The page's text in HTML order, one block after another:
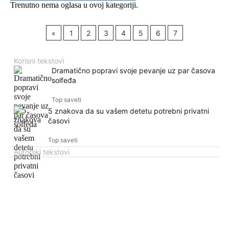
Trenutno nema oglasa u ovoj kategoriji.
« 1 2 3 4 5 6 7
Korisni tekstovi
Dramatično popravi svoje pevanje uz par časova
solfeđa
Top saveti
5 znakova da su vašem detetu potrebni privatni
časovi
Top saveti
Autorski tekstovi